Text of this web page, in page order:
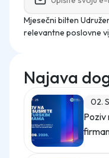
Mjesečni bilten
relevantne poslovne
Najava
02.
Poziv